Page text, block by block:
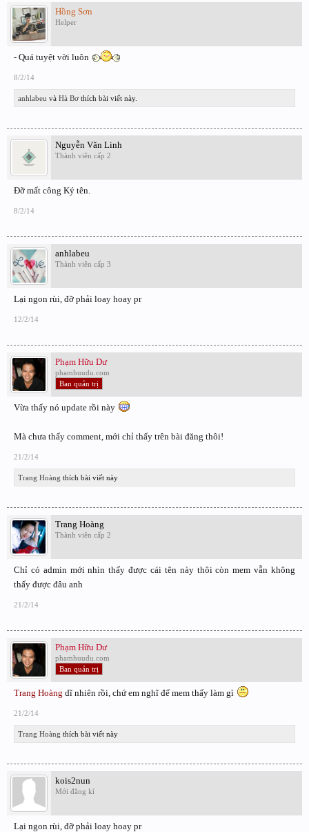
Hồng Sơn
Helper
- Quá tuyệt vời luôn
8/2/14
anhlabeu và Hà Bơ thích bài viết này.
Nguyễn Văn Linh
Thành viên cấp 2
Đỡ mất công Ký tên.
8/2/14
anhlabeu
Thành viên cấp 3
Lại ngon rùi, đỡ phải loay hoay pr
12/2/14
Phạm Hữu Dư
phamhuudu.com
Ban quản trị
Vừa thấy nó update rồi này
Mà chưa thấy comment, mới chỉ thấy trên bài đăng thôi!
21/2/14
Trang Hoàng thích bài viết này
Trang Hoàng
Thành viên cấp 2
Chỉ có admin mới nhìn thấy được cái tên này thôi còn mem vẫn không
thấy được đâu anh
21/2/14
Phạm Hữu Dư
phamhuudu.com
Ban quản trị
Trang Hoàng dĩ nhiên rồi, chứ em nghĩ để mem thấy làm gì
21/2/14
Trang Hoàng thích bài viết này
kois2nun
Mới đăng kí
Lại ngon rùi, đỡ phải loay hoay pr